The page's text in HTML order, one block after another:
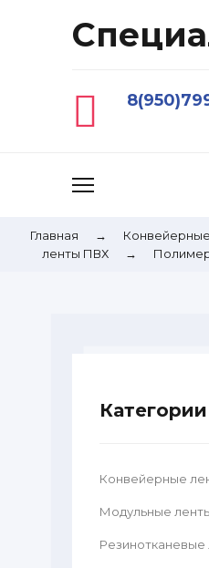
Главная →
ленты ПВХ
→
Категории
Конвейерные
Модульные
Резинотканевые